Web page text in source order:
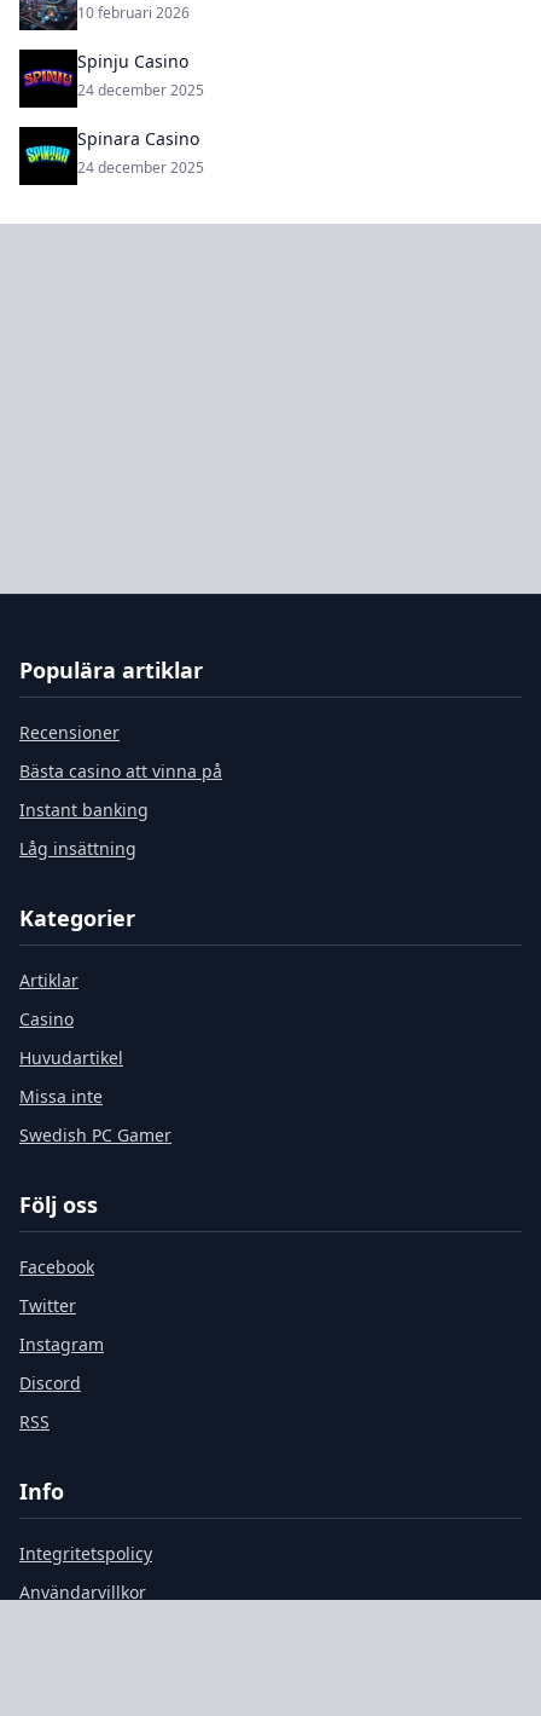
10 februari 2026
Spinju Casino
24 december 2025
Spinara Casino
24 december 2025
Populära artiklar
Recensioner
Bästa casino att vinna på
Instant banking
Låg insättning
Kategorier
Artiklar
Casino
Huvudartikel
Missa inte
Swedish PC Gamer
Följ oss
Facebook
Twitter
Instagram
Discord
RSS
Info
Integritetspolicy
Användarvillkor